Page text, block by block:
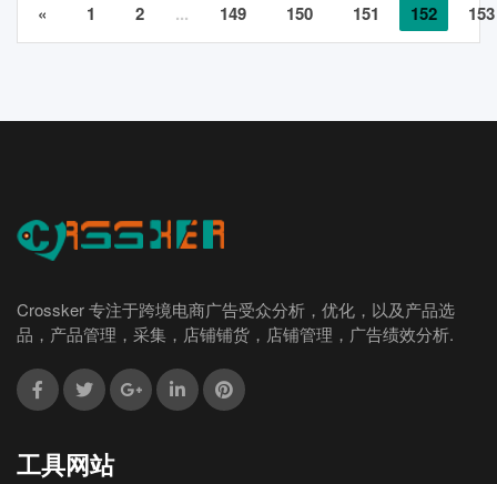
« 1 2 ... 149 150 151 152 153
Crossker 专注于跨境电商广告受众分析，优化，以及产品选
品，产品管理，采集，店铺铺货，店铺管理，广告绩效分析.
工具网站